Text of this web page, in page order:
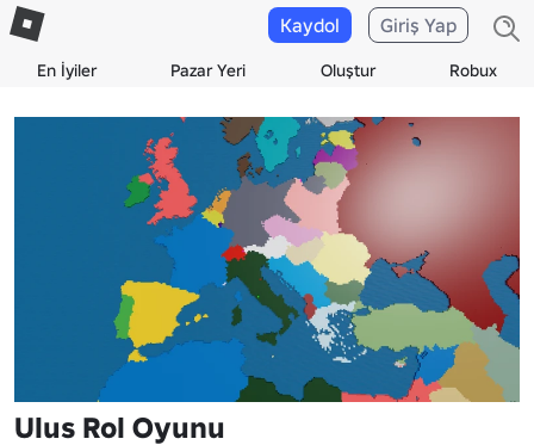
En İyiler Pazar Yeri Oluştur Robux
Kaydol Giriş Yap
Ulus Rol Oyunu